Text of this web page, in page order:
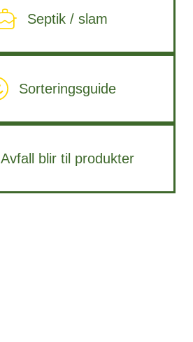
Septik / slam
Sorteringsguide
Avfall blir til produkter